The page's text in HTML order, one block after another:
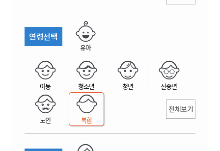
연령선택
유아
아동 청소년 청년 신중년
노인 복합
전체보기